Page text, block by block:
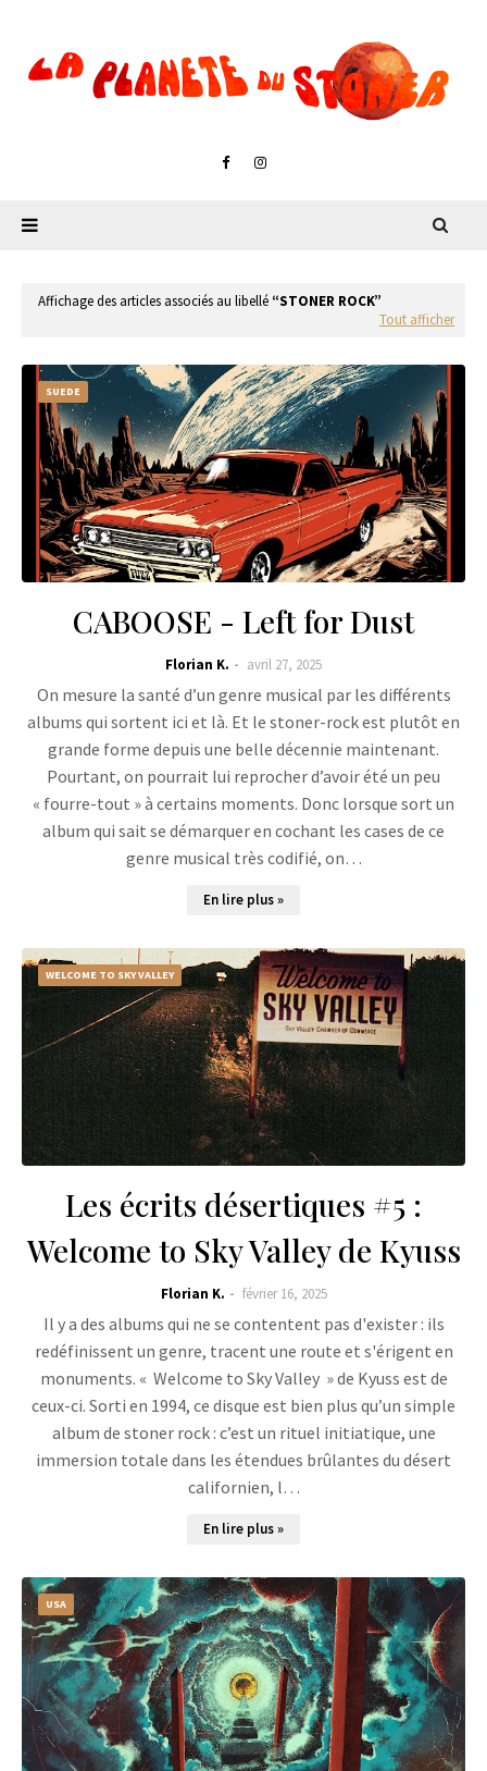
Affichage des articles associés au libellé STONER ROCK
Tout afficher
SUEDE
CABOOSE - Left for Dust
Florian K. avril 27, 2025
On mesure la santé d’un genre musical par les différents
albums qui sortent ici et là. Et le stoner-rock est plutôt en
grande forme depuis une belle décennie maintenant.
Pourtant, on pourrait lui reprocher d’avoir été un peu
« fourre-tout » à certains moments. Donc lorsque sort un
album qui sait se démarquer en cochant les cases de ce
genre musical très codifié, on…
En lire plus »
WELCOME TO SKY VALLEY
Les écrits désertiques #5 :
Welcome to Sky Valley de Kyuss
Florian K. février 16, 2025
Il y a des albums qui ne se contentent pas d'exister : ils
redéfinissent un genre, tracent une route et s'érigent en
monuments. « Welcome to Sky Valley » de Kyuss est de
ceux-ci. Sorti en 1994, ce disque est bien plus qu’un simple
album de stoner rock : c’est un rituel initiatique, une
immersion totale dans les étendues brûlantes du désert
californien, l…
En lire plus »
USA